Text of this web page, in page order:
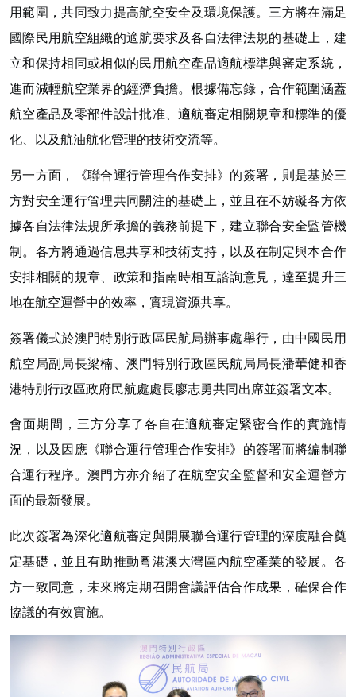
用範圍，共同致力提高航空安全及環境保護。三方將在滿足
國際民用航空組織的適航要求及各自法律法規的基礎上，建
立和保持相同或相似的民用航空產品適航標準與審定系統，
進而減輕航空業界的經濟負擔。根據備忘錄，合作範圍涵蓋
航空產品及零部件設計批准、適航審定相關規章和標準的優
化、以及航油航化管理的技術交流等。
另一方面，《聯合運行管理合作安排》的簽署，則是基於三
方對安全運行管理共同關注的基礎上，並且在不妨礙各方依
據各自法律法規所承擔的義務前提下，建立聯合安全監管機
制。各方將通過信息共享和技術支持，以及在制定與本合作
安排相關的規章、政策和指南時相互諮詢意見，達至提升三
地在航空運營中的效率，實現資源共享。
簽署儀式於澳門特別行政區民航局辦事處舉行，由中國民用
航空局副局長梁楠、澳門特別行政區民航局局長潘華健和香
港特別行政區政府民航處處長廖志勇共同出席並簽署文本。
會面期間，三方分享了各自在適航審定緊密合作的實施情
況，以及因應《聯合運行管理合作安排》的簽署而將編制聯
合運行程序。澳門方亦介紹了在航空安全監督和安全運營方
面的最新發展。
此次簽署為深化適航審定與開展聯合運行管理的深度融合奠
定基礎，並且有助推動粵港澳大灣區內航空產業的發展。各
方一致同意，未來將定期召開會議評估合作成果，確保合作
協議的有效實施。